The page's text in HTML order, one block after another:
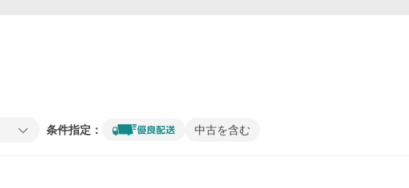
条件指定： 中古を含む